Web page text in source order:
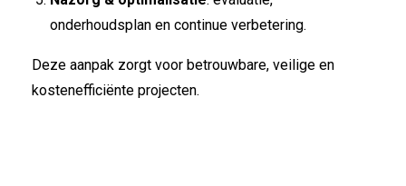
onderhoudsplan en continue verbetering.
Deze aanpak zorgt voor betrouwbare, veilige en
kostenefficiënte projecten.